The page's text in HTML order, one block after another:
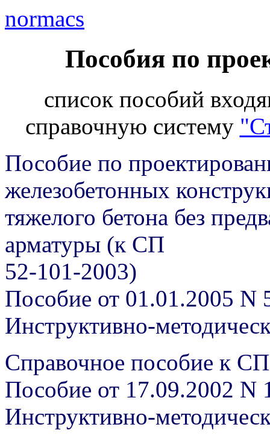
normacs
Пособия по
список пособий
справочную систему
Пособие по
железобетонных
тяжелого бетона без
арматуры (к СП
52-101-2003)
Пособие от 01.01.2005 N
Инструктивно-
Справочное пособие к
Пособие от 17.09.2002 N
Инструктивно-